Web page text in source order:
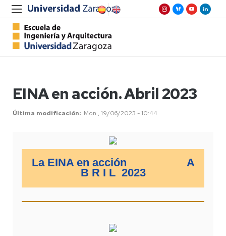
EINA en acción. Abril 2023
Última modificación Mon , 19/06/2023 - 10:44
La EINA en acción A
B R I L 2023